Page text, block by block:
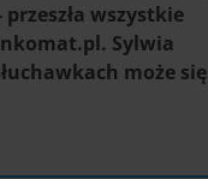
wszystkie
Sylwia
może się